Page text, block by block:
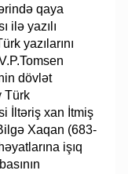
qaya
ilə yazılı
yazılarını
dövlət
Türk
İltəriş xan İtmiş
Xaqan (683-
işıq